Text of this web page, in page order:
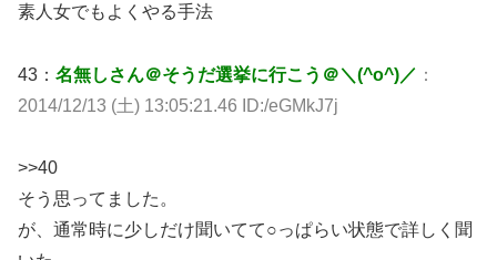
素人女でもよくやる手法
43： 名無しさん＠そうだ選挙に行こう＠＼(^o^)／ ：
2014/12/13 (土) 13:05:21.46 ID:/eGMkJ7j
>>40
そう思ってました。
が、通常時に少しだけ聞いてて○っぱらい状態で詳しく聞